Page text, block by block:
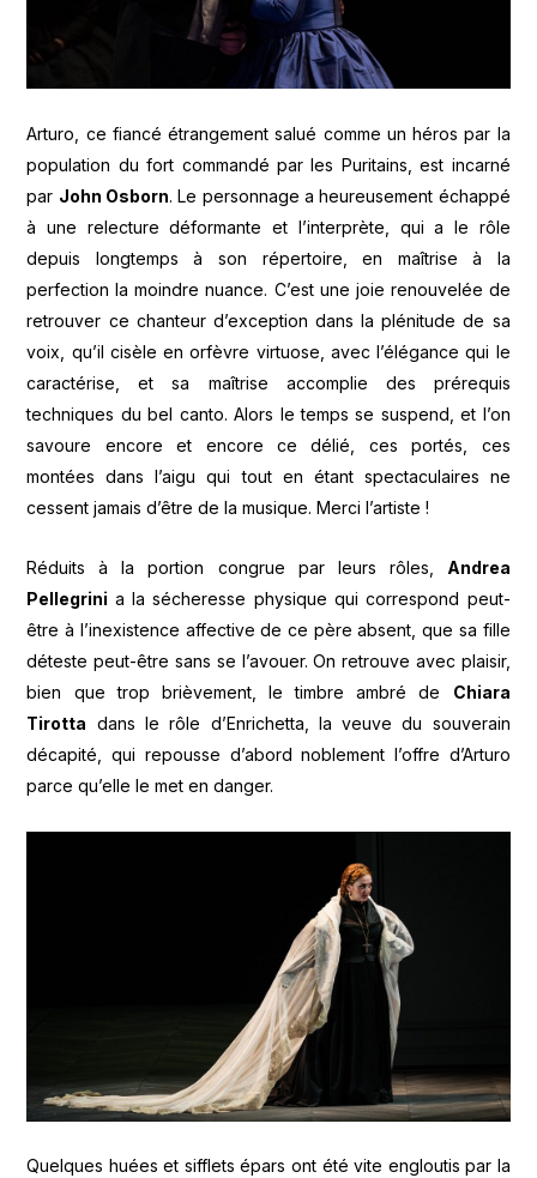
Arturo, ce fiancé étrangement salué comme un héros par la
population du fort commandé par les Puritains, est incarné
par John Osborn. Le personnage a heureusement échappé
à une relecture déformante et l’interprète, qui a le rôle
depuis longtemps à son répertoire, en maîtrise à la
perfection la moindre nuance. C’est une joie renouvelée de
retrouver ce chanteur d’exception dans la plénitude de sa
voix, qu’il cisèle en orfèvre virtuose, avec l’élégance qui le
caractérise, et sa maîtrise accomplie des prérequis
techniques du bel canto. Alors le temps se suspend, et l’on
savoure encore et encore ce délié, ces portés, ces
montées dans l’aigu qui tout en étant spectaculaires ne
cessent jamais d’être de la musique. Merci l’artiste !
Réduits à la portion congrue par leurs rôles, Andrea
Pellegrini a la sécheresse physique qui correspond peut-
être à l’inexistence affective de ce père absent, que sa fille
déteste peut-être sans se l’avouer. On retrouve avec plaisir,
bien que trop brièvement, le timbre ambré de Chiara
Tirotta dans le rôle d’Enrichetta, la veuve du souverain
décapité, qui repousse d’abord noblement l’offre d’Arturo
parce qu’elle le met en danger.
Quelques huées et sifflets épars ont été vite engloutis par la